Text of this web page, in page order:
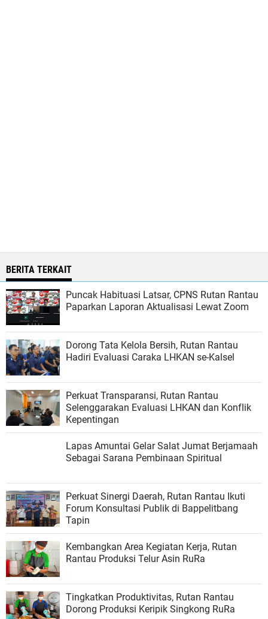
BERITA TERKAIT
Puncak Habituasi Latsar, CPNS Rutan Rantau
Paparkan Laporan Aktualisasi Lewat Zoom
Dorong Tata Kelola Bersih, Rutan Rantau
Hadiri Evaluasi Caraka LHKAN se-Kalsel
Perkuat Transparansi, Rutan Rantau
Selenggarakan Evaluasi LHKAN dan Konflik
Kepentingan
Lapas Amuntai Gelar Salat Jumat Berjamaah
Sebagai Sarana Pembinaan Spiritual
Perkuat Sinergi Daerah, Rutan Rantau Ikuti
Forum Konsultasi Publik di Bappelitbang
Tapin
Kembangkan Area Kegiatan Kerja, Rutan
Rantau Produksi Telur Asin RuRa
Tingkatkan Produktivitas, Rutan Rantau
Dorong Produksi Keripik Singkong RuRa